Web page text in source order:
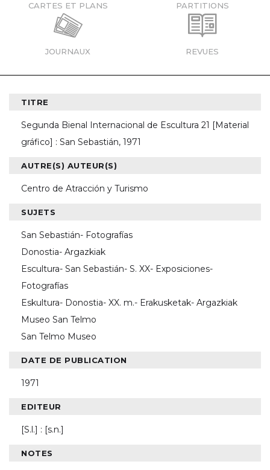
CARTES ET PLANS PARTITIONS
JOURNAUX REVUES
TITRE
Segunda Bienal Internacional de Escultura 21 [Material
gráfico] : San Sebastián, 1971
AUTRE(S) AUTEUR(S)
Centro de Atracción y Turismo
SUJETS
San Sebastián- Fotografías
Donostia- Argazkiak
Escultura- San Sebastián- S. XX- Exposiciones-
Fotografías
Eskultura- Donostia- XX. m.- Erakusketak- Argazkiak
Museo San Telmo
San Telmo Museo
DATE DE PUBLICATION
1971
EDITEUR
[S.l.] : [s.n.]
NOTES